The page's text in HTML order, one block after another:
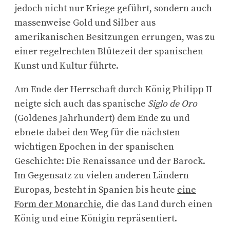
jedoch nicht nur Kriege geführt, sondern auch
massenweise Gold und Silber aus
amerikanischen Besitzungen errungen, was zu
einer regelrechten Blütezeit der spanischen
Kunst und Kultur führte.
Am Ende der Herrschaft durch König Philipp II
neigte sich auch das spanische Siglo de Oro
(Goldenes Jahrhundert) dem Ende zu und
ebnete dabei den Weg für die nächsten
wichtigen Epochen in der spanischen
Geschichte: Die Renaissance und der Barock.
Im Gegensatz zu vielen anderen Ländern
Europas, besteht in Spanien bis heute eine
Form der Monarchie, die das Land durch einen
König und eine Königin repräsentiert.